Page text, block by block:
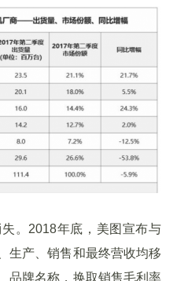
。2018年底，美图宣布与
生产、销售和最终营收均移
品牌名称，换取销售毛利率